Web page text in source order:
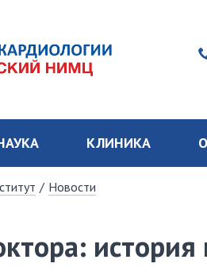
КЛИНИКА
/ Новости